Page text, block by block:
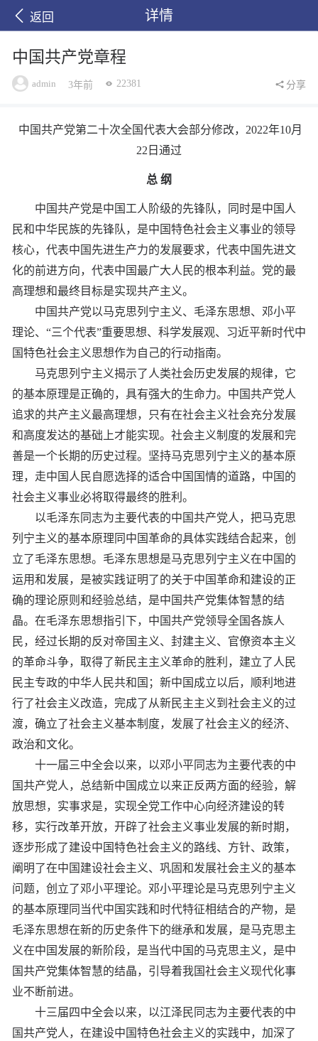
返回 详情
中国共产党章程
admin 3年前 22381 分享
中国共产党第二十次全国代表大会部分修改，2022年10月
22日通过
总 纲
中国共产党是中国工人阶级的先锋队，同时是中国人
民和中华民族的先锋队，是中国特色社会主义事业的领导
核心，代表中国先进生产力的发展要求，代表中国先进文
化的前进方向，代表中国最广大人民的根本利益。党的最
高理想和最终目标是实现共产主义。
中国共产党以马克思列宁主义、毛泽东思想、邓小平
理论、“三个代表”重要思想、科学发展观、习近平新时代中
国特色社会主义思想作为自己的行动指南。
马克思列宁主义揭示了人类社会历史发展的规律，它
的基本原理是正确的，具有强大的生命力。中国共产党人
追求的共产主义最高理想，只有在社会主义社会充分发展
和高度发达的基础上才能实现。社会主义制度的发展和完
善是一个长期的历史过程。坚持马克思列宁主义的基本原
理，走中国人民自愿选择的适合中国国情的道路，中国的
社会主义事业必将取得最终的胜利。
以毛泽东同志为主要代表的中国共产党人，把马克思
列宁主义的基本原理同中国革命的具体实践结合起来，创
立了毛泽东思想。毛泽东思想是马克思列宁主义在中国的
运用和发展，是被实践证明了的关于中国革命和建设的正
确的理论原则和经验总结，是中国共产党集体智慧的结
晶。在毛泽东思想指引下，中国共产党领导全国各族人
民，经过长期的反对帝国主义、封建主义、官僚资本主义
的革命斗争，取得了新民主主义革命的胜利，建立了人民
民主专政的中华人民共和国；新中国成立以后，顺利地进
行了社会主义改造，完成了从新民主主义到社会主义的过
渡，确立了社会主义基本制度，发展了社会主义的经济、
政治和文化。
十一届三中全会以来，以邓小平同志为主要代表的中
国共产党人，总结新中国成立以来正反两方面的经验，解
放思想，实事求是，实现全党工作中心向经济建设的转
移，实行改革开放，开辟了社会主义事业发展的新时期，
逐步形成了建设中国特色社会主义的路线、方针、政策，
阐明了在中国建设社会主义、巩固和发展社会主义的基本
问题，创立了邓小平理论。邓小平理论是马克思列宁主义
的基本原理同当代中国实践和时代特征相结合的产物，是
毛泽东思想在新的历史条件下的继承和发展，是马克思主
义在中国发展的新阶段，是当代中国的马克思主义，是中
国共产党集体智慧的结晶，引导着我国社会主义现代化事
业不断前进。
十三届四中全会以来，以江泽民同志为主要代表的中
国共产党人，在建设中国特色社会主义的实践中，加深了